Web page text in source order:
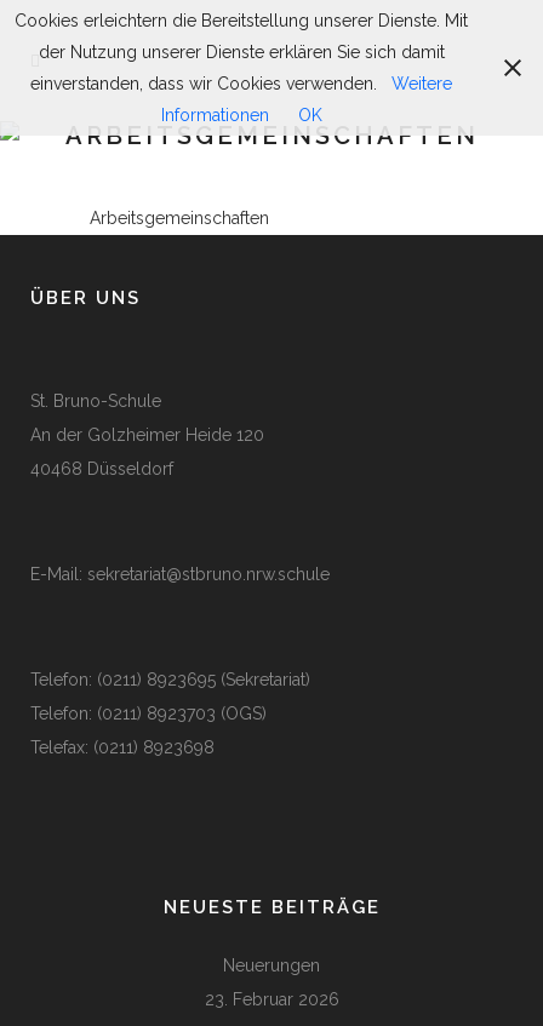
ARBEITSGEMEINSCHAFTEN
Arbeitsgemeinschaften
ÜBER UNS
St. Bruno-Schule
An der Golzheimer Heide 120
40468 Düsseldorf
E-Mail: sekretariat@stbruno.nrw.schule
Telefon: (0211) 8923695 (Sekretariat)
Telefon: (0211) 8923703 (OGS)
Telefax: (0211) 8923698
NEUESTE BEITRÄGE
Neuerungen
23. Februar 2026
Cookies erleichtern die Bereitstellung unserer Dienste. Mit
der Nutzung unserer Dienste erklären Sie sich damit
einverstanden, dass wir Cookies verwenden.
Weitere
Informationen
OK